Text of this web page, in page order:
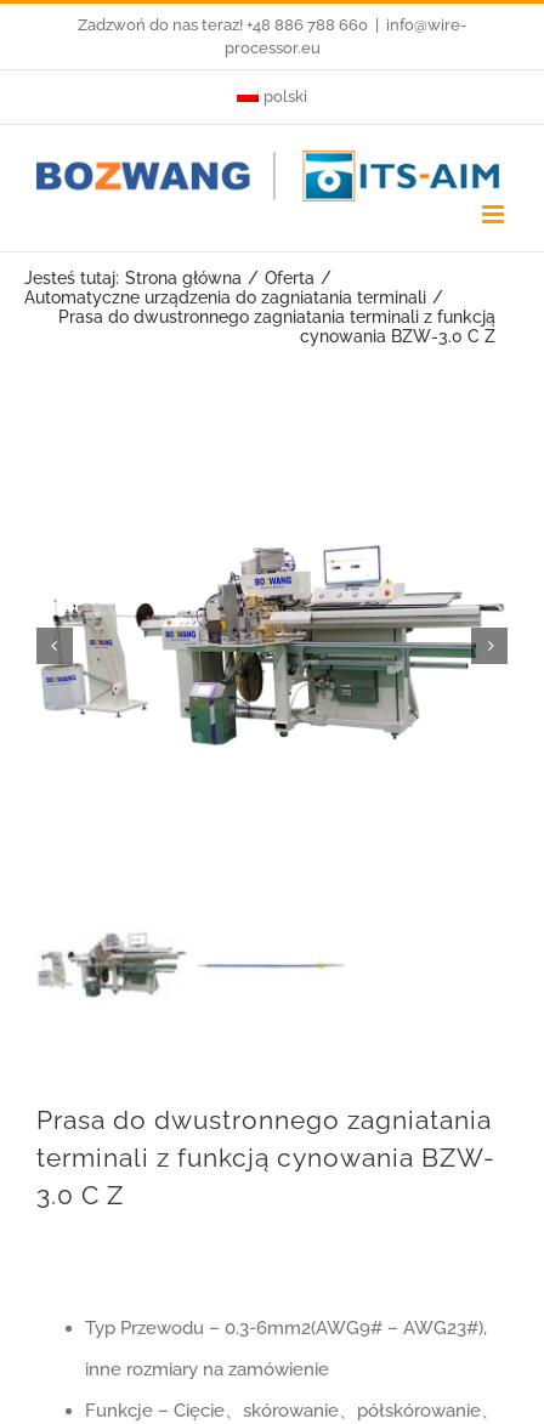
Zadzwoń do nas teraz! +48 886 788 660
info@wire-
processor.eu
polski
Jesteś tutaj: Strona główna
Oferta
Automatyczne urządzenia do zagniatania terminali
Prasa do dwustronnego zagniatania terminali z funkcją
cynowania BZW-3.0 C Z
Prasa do dwustronnego zagniatania
terminali z funkcją cynowania BZW-
3.0 C Z
Typ Przewodu – 0.3-6mm2(AWG9# – AWG23#),
inne rozmiary na zamówienie
Funkcje – Cięcie、skórowanie、półskórowanie、